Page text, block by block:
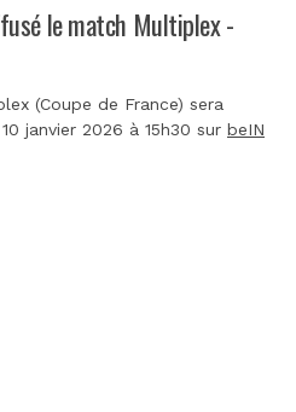
le match Multiplex -
(Coupe de France) sera
janvier 2026 à 15h30 sur beIN